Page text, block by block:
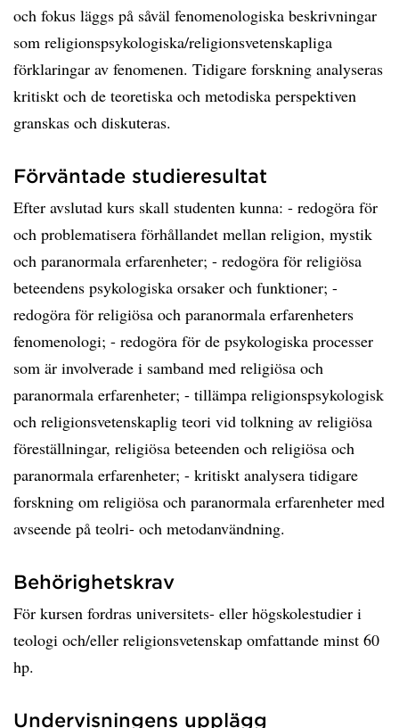
och fokus läggs på såväl fenomenologiska beskrivningar
som religionspsykologiska/religionsvetenskapliga
förklaringar av fenomenen. Tidigare forskning analyseras
kritiskt och de teoretiska och metodiska perspektiven
granskas och diskuteras.
Förväntade studieresultat
Efter avslutad kurs skall studenten kunna: - redogöra för
och problematisera förhållandet mellan religion, mystik
och paranormala erfarenheter; - redogöra för religiösa
beteendens psykologiska orsaker och funktioner; -
redogöra för religiösa och paranormala erfarenheters
fenomenologi; - redogöra för de psykologiska processer
som är involverade i samband med religiösa och
paranormala erfarenheter; - tillämpa religionspsykologisk
och religionsvetenskaplig teori vid tolkning av religiösa
föreställningar, religiösa beteenden och religiösa och
paranormala erfarenheter; - kritiskt analysera tidigare
forskning om religiösa och paranormala erfarenheter med
avseende på teolri- och metodanvändning.
Behörighetskrav
För kursen fordras universitets- eller högskolestudier i
teologi och/eller religionsvetenskap omfattande minst 60
hp.
Undervisningens upplägg